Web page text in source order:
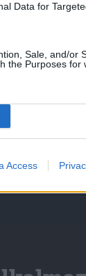
Data for
Sale, and/or
the Purposes for
Access